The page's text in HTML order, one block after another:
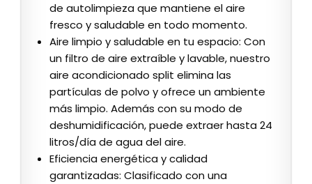
de autolimpieza que mantiene el aire
fresco y saludable en todo momento.
Aire limpio y saludable en tu espacio: Con
un filtro de aire extraíble y lavable, nuestro
aire acondicionado split elimina las
partículas de polvo y ofrece un ambiente
más limpio. Además con su modo de
deshumidificación, puede extraer hasta 24
litros/día de agua del aire.
Eficiencia energética y calidad
garantizadas: Clasificado con una